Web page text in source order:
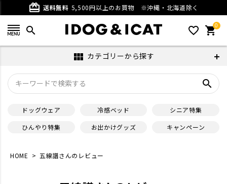
card_giftcard 送料無料 5,500円以上のお買物 ※沖縄・北海道除く
search favorite_outline 0
shopping_cart
view_module カテゴリーから探す
search
ドッグウェア 冷感ベッド
シニア特集
ひんやり特集
お出かけグッズ キャンペーン
HOME 五線譜さんのレビュー